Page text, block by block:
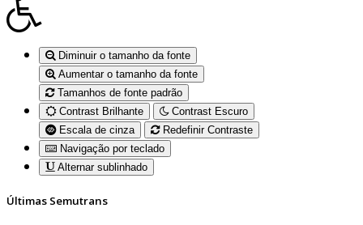
Diminuir o tamanho da fonte
Aumentar o tamanho da fonte
Tamanhos de fonte padrão
Contrast Brilhante
Contrast Escuro
Escala de cinza
Redefinir Contraste
Navigação por teclado
Alternar sublinhado
Últimas Semutrans